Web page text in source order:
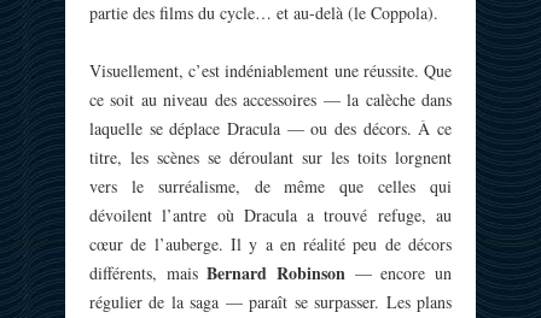
partie des films du cycle… et au-delà (le Coppola).
Visuellement, c’est indéniablement une réussite. Que
ce soit au niveau des accessoires — la calèche dans
laquelle se déplace Dracula — ou des décors. À ce
titre, les scènes se déroulant sur les toits lorgnent
vers le surréalisme, de même que celles qui
dévoilent l’antre où Dracula a trouvé refuge, au
cœur de l’auberge. Il y a en réalité peu de décors
différents, maisBernard Robinson — encore un
régulier de la saga — paraît se surpasser. Les plans